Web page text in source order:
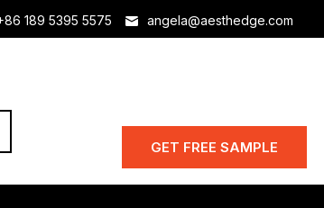
189 5395 5575 angela@aesthedge.com
GET FREE SAMPLE